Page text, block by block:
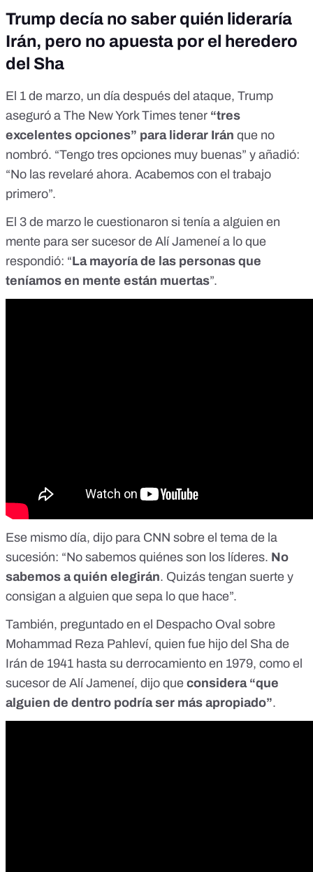
Trump decía no saber quién lideraría
Irán, pero no apuesta por el heredero
del Sha
El 1 de marzo, un día después del ataque, Trump
aseguró a The New York Times tener “tres
excelentes opciones” para liderar Irán que no
nombró. “Tengo tres opciones muy buenas” y añadió:
“No las revelaré ahora. Acabemos con el trabajo
primero”.
El 3 de marzo le cuestionaron si tenía a alguien en
mente para ser sucesor de Alí Jameneí a lo que
respondió: “La mayoría de las personas que
teníamos en mente están muertas”.
Ese mismo día, dijo para CNN sobre el tema de la
sucesión: “No sabemos quiénes son los líderes. No
sabemos a quién elegirán. Quizás tengan suerte y
consigan a alguien que sepa lo que hace”.
También, preguntado en el Despacho Oval sobre
Mohammad Reza Pahleví, quien fue hijo del Sha de
Irán de 1941 hasta su derrocamiento en 1979, como el
sucesor de Alí Jameneí, dijo que considera “que
alguien de dentro podría ser más apropiado”.